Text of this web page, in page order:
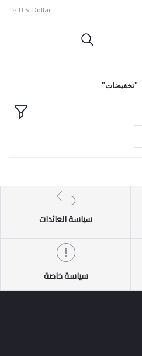
U.S. Dollar
"تخفيضات"
سياسة العائدات
سياسة خاصة